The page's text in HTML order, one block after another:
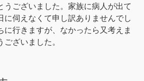
うございました。家族に病人が出て
に伺えなくて申し訳ありませんでし
に行きますが、なかったら又考えま
ざいました。